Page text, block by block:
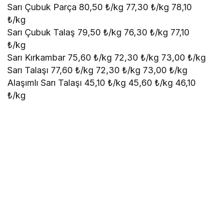
Sarı Çubuk Parça 80,50 ₺/kg 77,30 ₺/kg 78,10
₺/kg
Sarı Çubuk Talaş 79,50 ₺/kg 76,30 ₺/kg 77,10
₺/kg
Sarı Kırkambar 75,60 ₺/kg 72,30 ₺/kg 73,00 ₺/kg
Sarı Talaşı 77,60 ₺/kg 72,30 ₺/kg 73,00 ₺/kg
Alaşımlı Sarı Talaşı 45,10 ₺/kg 45,60 ₺/kg 46,10
₺/kg